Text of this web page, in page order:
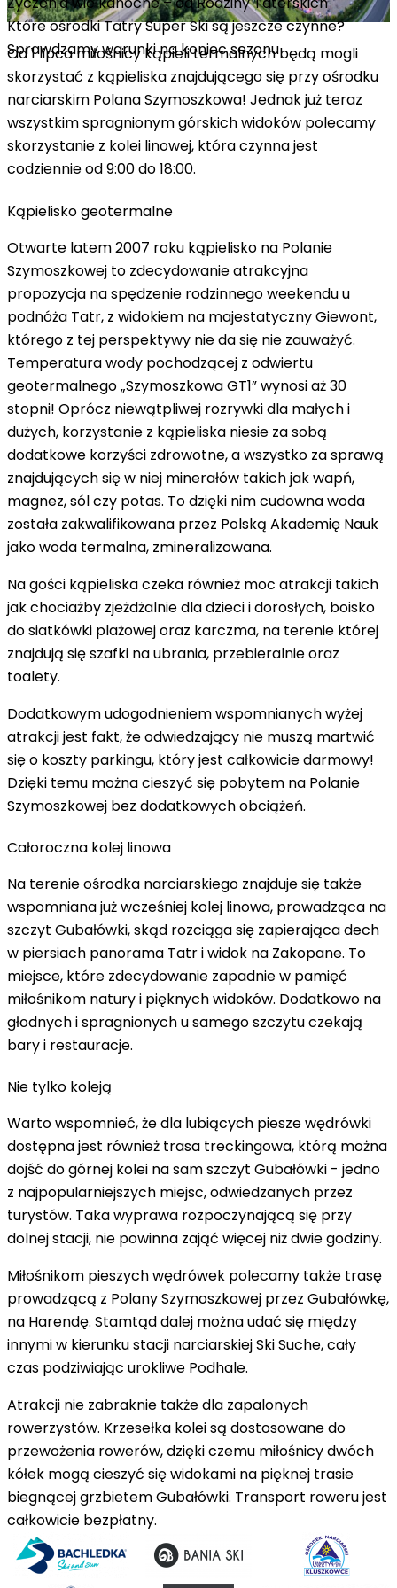
Które ośrodki Tatry Super Ski są jeszcze czynne?
Sprawdzamy warunki na koniec sezonu
Od 1 lipca miłośnicy kąpieli termalnych będą mogli
skorzystać z kąpieliska znajdującego się przy ośrodku
narciarskim Polana Szymoszkowa! Jednak już teraz
wszystkim spragnionym górskich widoków polecamy
skorzystanie z kolei linowej, która czynna jest
codziennie od 9:00 do 18:00.
Kąpielisko geotermalne
Otwarte latem 2007 roku kąpielisko na Polanie
Szymoszkowej to zdecydowanie atrakcyjna
propozycja na spędzenie rodzinnego weekendu u
podnóża Tatr, z widokiem na majestatyczny Giewont,
którego z tej perspektywy nie da się nie zauważyć.
Temperatura wody pochodzącej z odwiertu
geotermalnego „Szymoszkowa GT1” wynosi aż 30
stopni! Oprócz niewątpliwej rozrywki dla małych i
dużych, korzystanie z kąpieliska niesie za sobą
dodatkowe korzyści zdrowotne, a wszystko za sprawą
znajdujących się w niej minerałów takich jak wapń,
magnez, sól czy potas. To dzięki nim cudowna woda
została zakwalifikowana przez Polską Akademię Nauk
jako woda termalna, zmineralizowana.
Na gości kąpieliska czeka również moc atrakcji takich
jak chociażby zjeżdżalnie dla dzieci i dorosłych, boisko
do siatkówki plażowej oraz karczma, na terenie której
znajdują się szafki na ubrania, przebieralnie oraz
toalety.
Dodatkowym udogodnieniem wspomnianych wyżej
atrakcji jest fakt, że odwiedzający nie muszą martwić
się o koszty parkingu, który jest całkowicie darmowy!
Dzięki temu można cieszyć się pobytem na Polanie
Szymoszkowej bez dodatkowych obciążeń.
Całoroczna kolej linowa
Na terenie ośrodka narciarskiego znajduje się także
wspomniana już wcześniej kolej linowa, prowadząca na
szczyt Gubałówki, skąd rozciąga się zapierająca dech
w piersiach panorama Tatr i widok na Zakopane. To
miejsce, które zdecydowanie zapadnie w pamięć
miłośnikom natury i pięknych widoków. Dodatkowo na
głodnych i spragnionych u samego szczytu czekają
bary i restauracje.
Nie tylko koleją
Warto wspomnieć, że dla lubiących piesze wędrówki
dostępna jest również trasa treckingowa, którą można
dojść do górnej kolei na sam szczyt Gubałówki - jedno
z najpopularniejszych miejsc, odwiedzanych przez
turystów. Taka wyprawa rozpoczynającą się przy
dolnej stacji, nie powinna zająć więcej niż dwie godziny.
Miłośnikom pieszych wędrówek polecamy także trasę
prowadzącą z Polany Szymoszkowej przez Gubałówkę,
na Harendę. Stamtąd dalej można udać się między
innymi w kierunku stacji narciarskiej Ski Suche, cały
czas podziwiając urokliwe Podhale.
Atrakcji nie zabraknie także dla zapalonych
rowerzystów. Krzesełka kolei są dostosowane do
przewożenia rowerów, dzięki czemu miłośnicy dwóch
kółek mogą cieszyć się widokami na pięknej trasie
biegnącej grzbietem Gubałówki. Transport roweru jest
całkowicie bezpłatny.